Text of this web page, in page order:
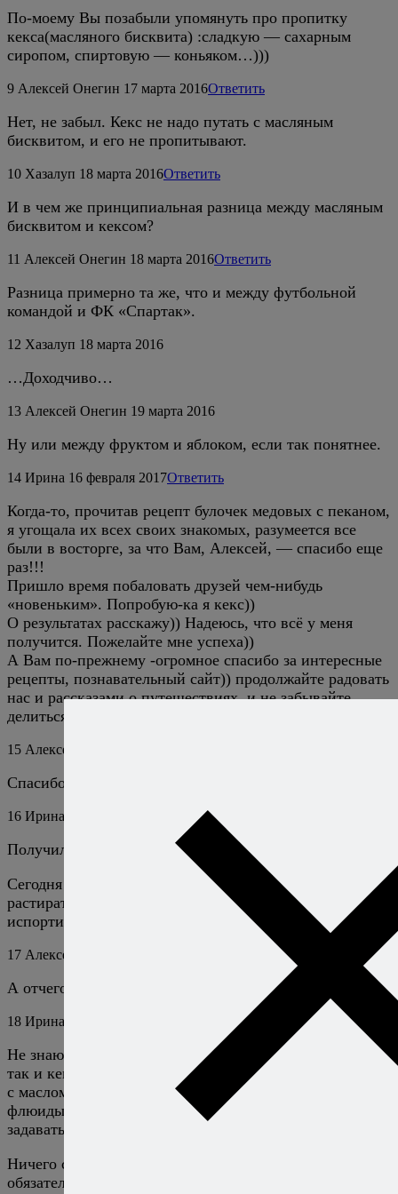
По-моему Вы позабыли упомянуть про пропитку
кекса(масляного бисквита) :сладкую — сахарным
сиропом, спиртовую — коньяком…)))
9 Алексей Онегин 17 марта 2016Ответить
Нет, не забыл. Кекс не надо путать с масляным
бисквитом, и его не пропитывают.
10 Хазалуп 18 марта 2016Ответить
И в чем же принципиальная разница между масляным
бисквитом и кексом?
11 Алексей Онегин 18 марта 2016Ответить
Разница примерно та же, что и между футбольной
командой и ФК «Спартак».
12 Хазалуп 18 марта 2016
…Доходчиво…
13 Алексей Онегин 19 марта 2016
Ну или между фруктом и яблоком, если так понятнее.
14 Ирина 16 февраля 2017Ответить
Когда-то, прочитав рецепт булочек медовых с пеканом,
я угощала их всех своих знакомых, разумеется все
были в восторге, за что Вам, Алексей, — спасибо еще
раз!!!
Пришло время побаловать друзей чем-нибудь
«новеньким». Попробую-ка я кекс))
О результатах расскажу)) Надеюсь, что всё у меня
получится. Пожелайте мне успеха))
А Вам по-прежнему -огромное спасибо за интересные
рецепты, познавательный сайт)) продолжайте радовать
нас и рассказами о путешествиях, и не забывайте
делиться кулинарными хитростями))
15 Алексей Онегин
Спасибо, буду!
16 Ирина Ответить
Получилось. Вкусно!
Сегодня буду печь второй раз. Но сахар решила
растирать с маслом… Как считаете, это очень
испортит конечный результат?
17 Алексей Онегин
А отчего должно испортить?
18 Ирина
Не знаю отчего, но в этот раз почему-то всё пошло не
так и кекс не пропекся… конечно, это не из-за сахара
с маслом))… но что-то не то, возможно в небесах
флюиды не те прилетели, надо было мне не вопросы
задавать, а попросить пожелать успеха))…
Ничего страшного, в следующий раз получится
обязательно!